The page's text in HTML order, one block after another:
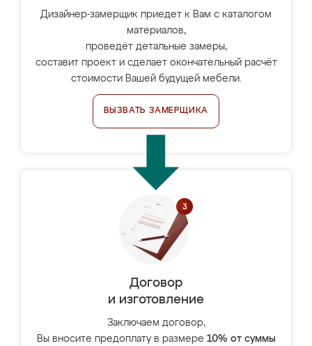
Дизайнер-замерщик приедет к Вам с каталогом
материалов,
проведёт детальные замеры,
составит проект и сделает окончательный расчёт
стоимости Вашей будущей мебели.
ВЫЗВАТЬ ЗАМЕРЩИКА
Договор
и изготовление
Заключаем договор,
Вы вносите предоплату в размере 10% от суммы